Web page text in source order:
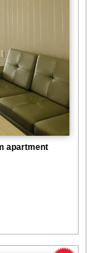
apartment